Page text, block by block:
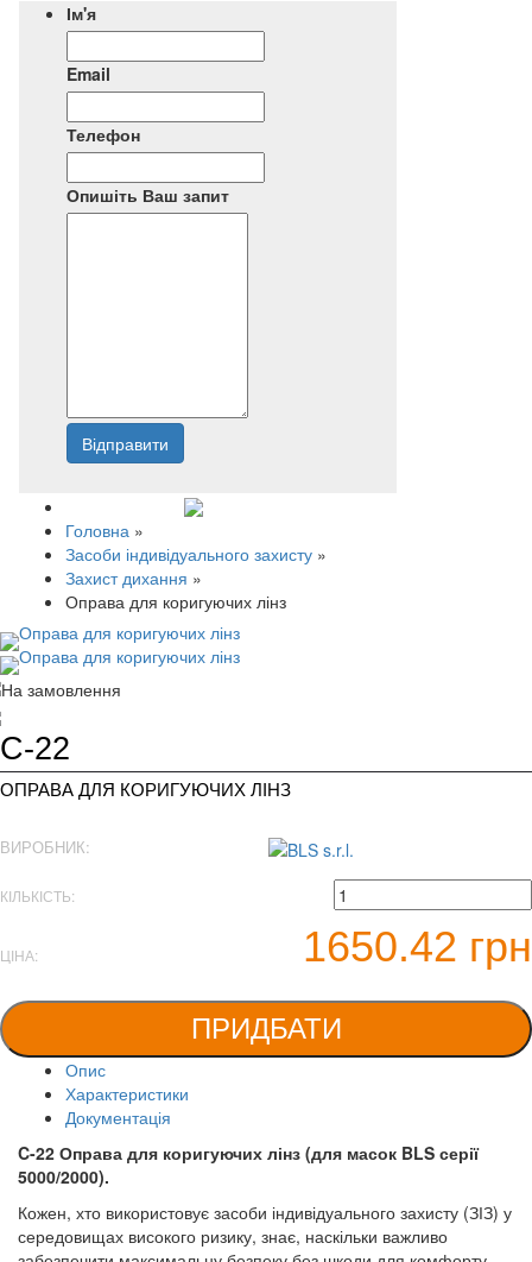
Ім'я
Email
Телефон
Опишіть Ваш запит
Відправити
Головна »
Засоби індивідуального захисту »
Захист дихання »
Оправа для коригуючих лінз
C-22
ОПРАВА ДЛЯ КОРИГУЮЧИХ ЛІНЗ
ВИРОБНИК:
КІЛЬКІСТЬ:
ЦІНА: 1650.42 грн
ПРИДБАТИ
Опис
Характеристики
Документація
C-22 Оправа для коригуючих лінз (для масок BLS серії
5000/2000).
Кожен, хто використовує засоби індивідуального захисту (ЗІЗ) у
середовищах високого ризику, знає, наскільки важливо